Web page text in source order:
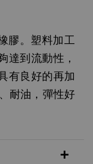
。塑料加工
達到流動性，
有良好的再加
耐油，彈性好